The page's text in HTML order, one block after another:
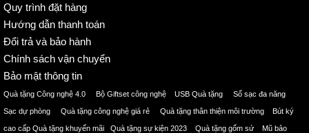
Quy trình đặt hàng
Hướng dẫn thanh toán
Đổi trả và bảo hành
Chính sách vận chuyển
Bảo mật thông tin
Quà tặng Công nghệ 4.0 Bộ Giftset công nghệ USB Quà tặng Sổ sạc đa năng
Sạc dự phòng Quà tặng công nghệ giá rẻ Quà tặng thân thiện môi trường Bút ký
cao cấp Quà tặng khuyến mãi Quà tặng sự kiện 2023 Quà tặng gốm sứ Mũ bảo